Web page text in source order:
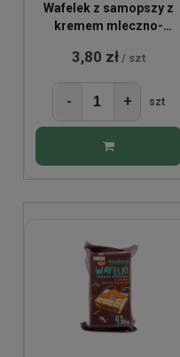
Wafelek z samopszy z
kremem mleczno-
3,80 zł / szt
- + szt